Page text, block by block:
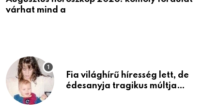
várhat mind a
Fia világhírű híresség lett, de
édesanyja tragikus múltja